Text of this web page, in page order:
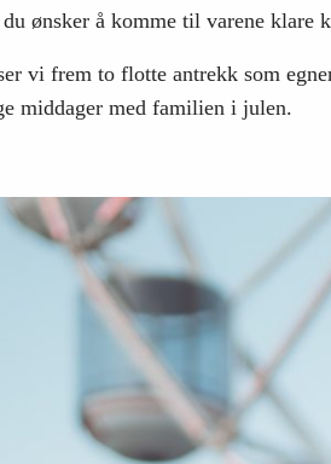
ønsker å komme til varene klare
vi frem to flotte antrekk som
middager med familien i julen.